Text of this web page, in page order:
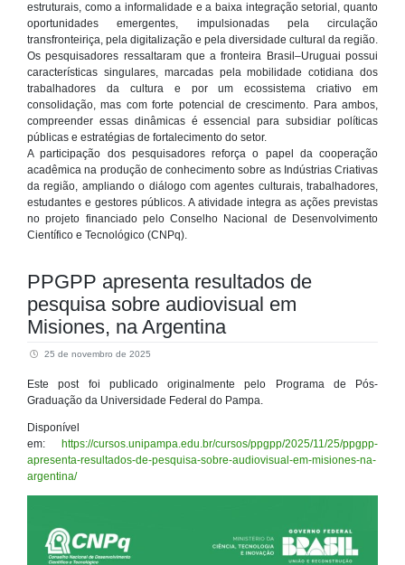
estruturais, como a informalidade e a baixa integração setorial, quanto
oportunidades emergentes, impulsionadas pela circulação
transfronteiriça, pela digitalização e pela diversidade cultural da região.
Os pesquisadores ressaltaram que a fronteira Brasil–Uruguai possui
características singulares, marcadas pela mobilidade cotidiana dos
trabalhadores da cultura e por um ecossistema criativo em
consolidação, mas com forte potencial de crescimento. Para ambos,
compreender essas dinâmicas é essencial para subsidiar políticas
públicas e estratégias de fortalecimento do setor.
A participação dos pesquisadores reforça o papel da cooperação
acadêmica na produção de conhecimento sobre as Indústrias Criativas
da região, ampliando o diálogo com agentes culturais, trabalhadores,
estudantes e gestores públicos. A atividade integra as ações previstas
no projeto financiado pelo Conselho Nacional de Desenvolvimento
Científico e Tecnológico (CNPq).
PPGPP apresenta resultados de
pesquisa sobre audiovisual em
Misiones, na Argentina
25 de novembro de 2025
Este post foi publicado originalmente pelo Programa de Pós-
Graduação da Universidade Federal do Pampa.
Disponível
em: https://cursos.unipampa.edu.br/cursos/ppgpp/2025/11/25/ppgpp-
apresenta-resultados-de-pesquisa-sobre-audiovisual-em-misiones-na-
argentina/